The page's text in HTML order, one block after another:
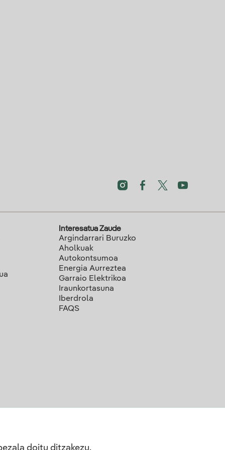
Interesatua Zaude
Argindarrari Buruzko
Aholkuak
Autokontsumoa
Energia Aurreztea
Garraio Elektrikoa
Iraunkortasuna
Iberdrola
FAQS
doitu ditzakezu.